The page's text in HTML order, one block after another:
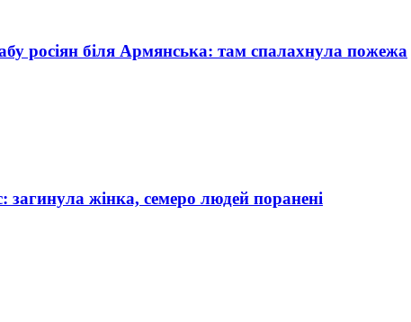
росіян біля Армянська: там спалахнула пожежа
загинула жінка, семеро людей поранені